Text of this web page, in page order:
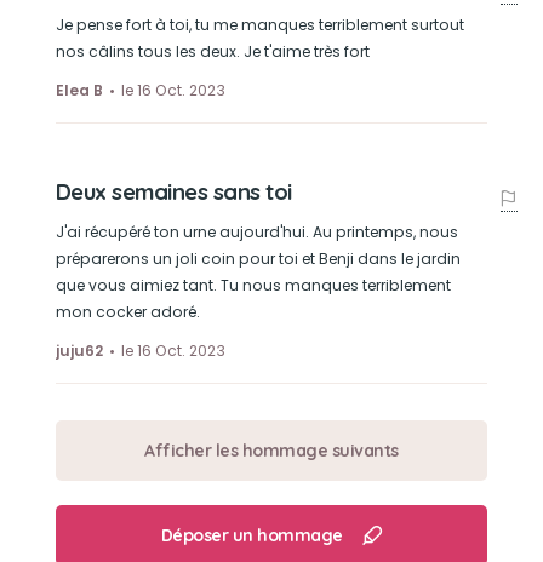
Je pense fort à toi, tu me manques terriblement surtout
nos câlins tous les deux. Je t'aime très fort
Elea B
le 16 Oct. 2023
Deux semaines sans toi
J'ai récupéré ton urne aujourd'hui. Au printemps, nous
préparerons un joli coin pour toi et Benji dans le jardin
que vous aimiez tant. Tu nous manques terriblement
mon cocker adoré.
juju62
le 16 Oct. 2023
Afficher les hommage suivants
Déposer un hommage